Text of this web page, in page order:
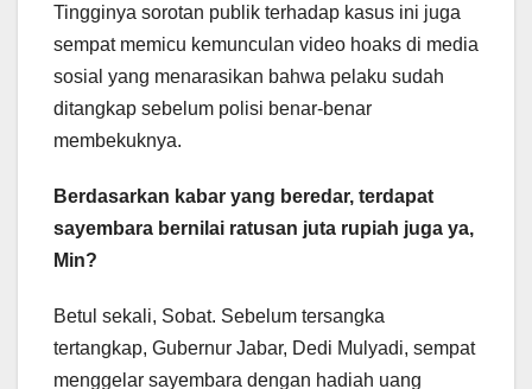
Tingginya sorotan publik terhadap kasus ini juga
sempat memicu kemunculan video hoaks di media
sosial yang menarasikan bahwa pelaku sudah
ditangkap sebelum polisi benar-benar
membekuknya.
​Berdasarkan kabar yang beredar, terdapat
sayembara bernilai ratusan juta rupiah juga ya,
Min?
​Betul sekali, Sobat. Sebelum tersangka
tertangkap, Gubernur Jabar, Dedi Mulyadi, sempat
menggelar sayembara dengan hadiah uang